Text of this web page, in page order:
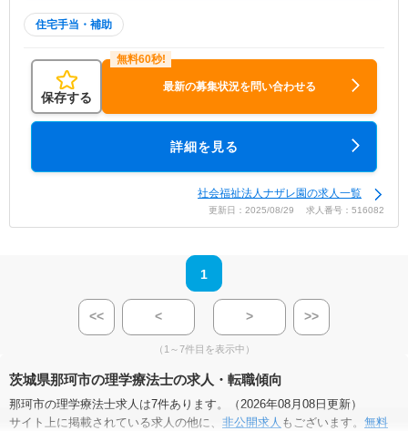
住宅手当・補助
保存する
最新の募集状況を問い合わせる
詳細を見る
社会福祉法人ナザレ園の求人一覧
更新日：2025/08/29 求人番号：516082
1
<< < > >>
（1～7件目を表示中）
茨城県那珂市の理学療法士の求人・転職傾向
那珂市の理学療法士求人は7件あります。（2026年08月08日更新）
サイト上に掲載されている求人の他に、 非公開求人 もございます。 無料